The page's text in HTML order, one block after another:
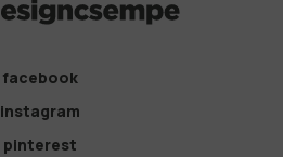
facebook
instagram
pinterest